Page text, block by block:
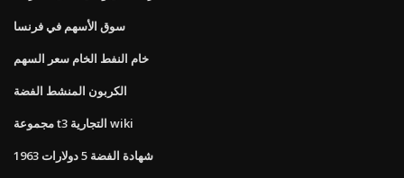
سوق الأسهم في فرنسا
خام النفط الخام سعر السهم
الكربون المنشط الفضة
مجموعة t3 التجارية wiki
شهادة الفضة 5 دولارات 1963